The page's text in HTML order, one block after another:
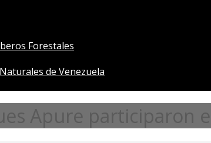
Forestales
de Venezuela
Apure participaron